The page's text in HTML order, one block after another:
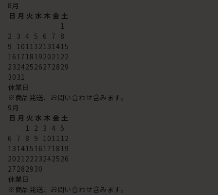
8月
日 月 火 水 木 金 土
1
2 3 4 5 6 7 8
9 101112131415
16171819202122
23242526272829
3031
休業日
※商品発送、お問い合わせ含みます。
9月
日 月 火 水 木 金 土
1 2 3 4 5
6 7 8 9 101112
13141516171819
20212223242526
27282930
休業日
※商品発送、お問い合わせ含みます。